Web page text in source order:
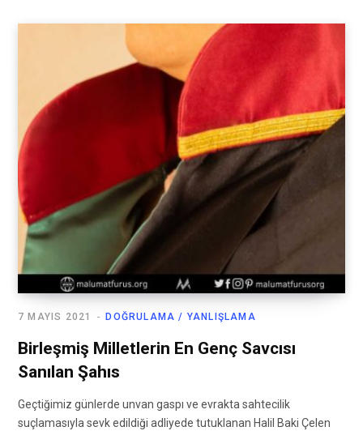
DOĞRULAMA / YANLIŞLAMA
7 MAYIS 2021
Birleşmiş Milletlerin En Genç Savcısı
Sanılan Şahıs
Geçtiğimiz günlerde unvan gaspı ve evrakta sahtecilik
suçlamasıyla sevk edildiği adliyede tutuklanan Halil Baki Çelen